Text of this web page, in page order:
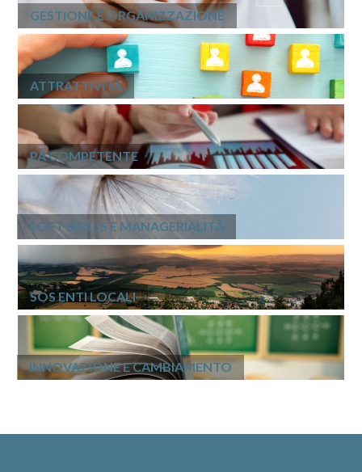
GESTIONE E ORGANIZZAZIONE
ATTRATTIVITÀ
PA COMPETENTE
SOFT SKILLS E MANAGERIALITÀ
SOS ENTI LOCALI
INNOVAZIONE E CAMBIAMENTO